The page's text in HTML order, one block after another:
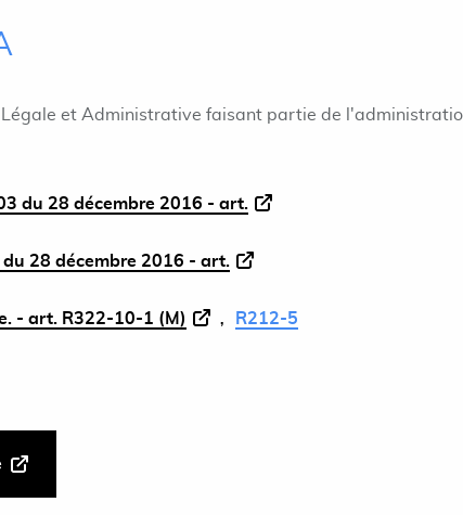
Légale et Administrative faisant partie de
du 28 décembre 2016 - art.
28 décembre 2016 - art.
- art. R322-10-1 (M) R212-5